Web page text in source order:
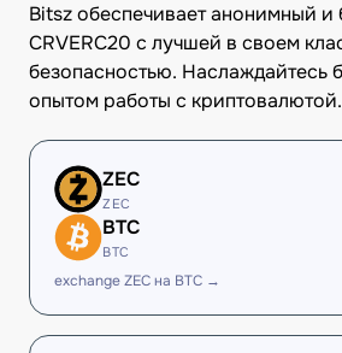
Bitsz обеспечивает анонимный
CRVERC20 с лучшей в своем
безопасностью. Наслаждайтесь
опытом работы с криптовалютой.
ZEC
ZEC
BTC
BTC
exchange ZEC на BTC →